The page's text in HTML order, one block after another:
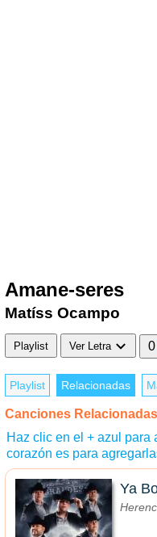
Amane-seres
Matíss Ocampo
Playlist Ver Letra 0
Playlist Relacionadas
Canciones Relacionadas
Haz clic en el + azul para
corazón es para
Ya